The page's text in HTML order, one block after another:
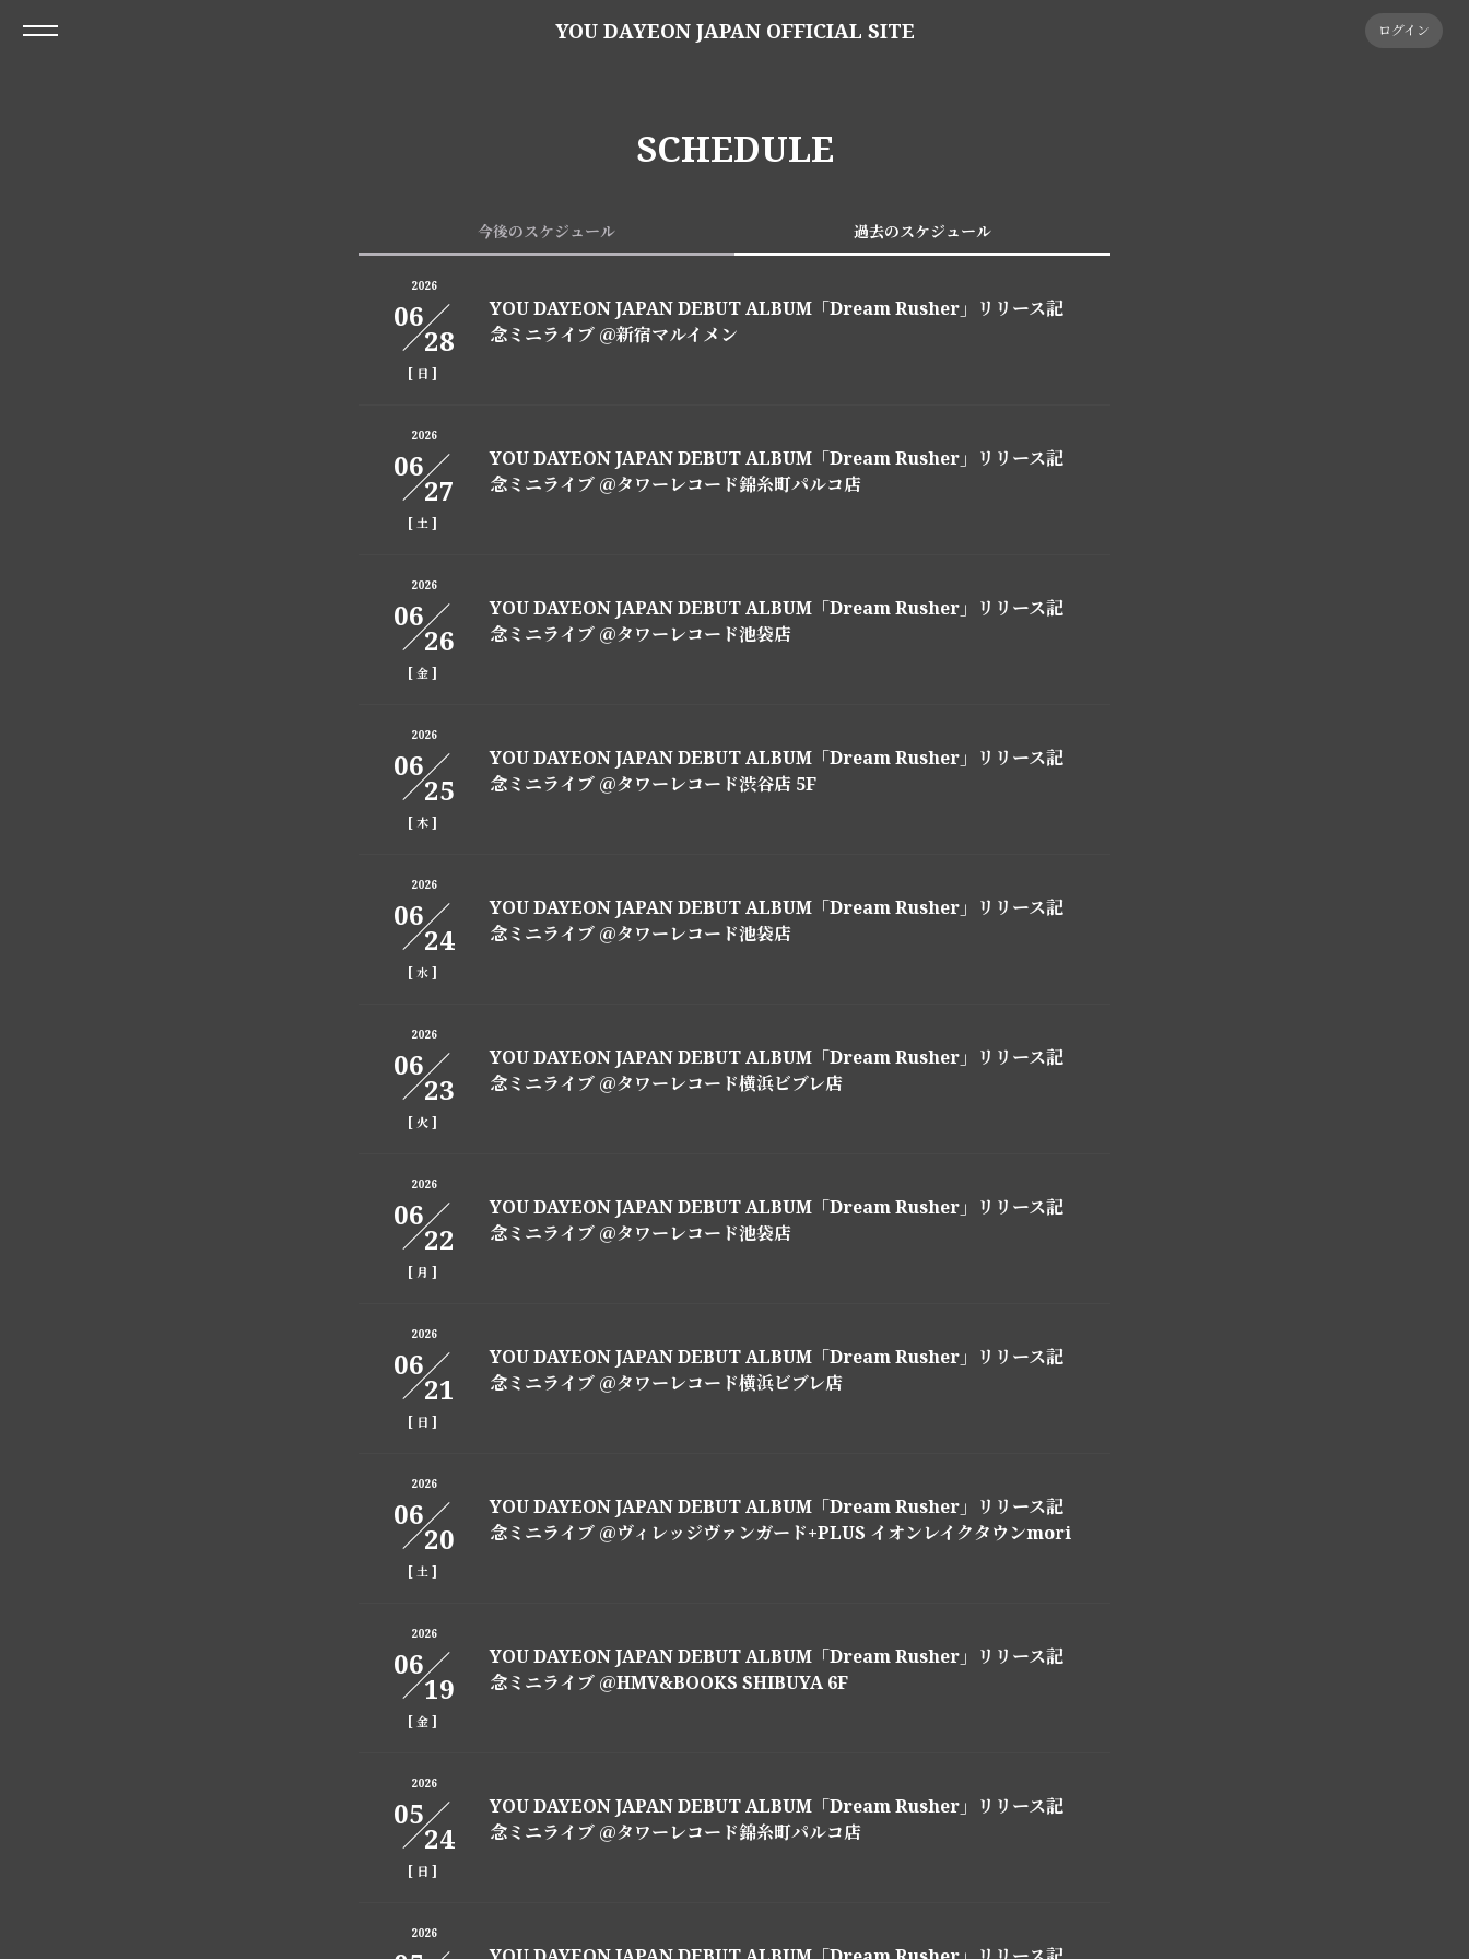
YOU DAYEON JAPAN OFFICIAL SITE ログイン
SCHEDULE
今後のスケジュール 過去のスケジュール
2026
06
28
[ 日]
YOU DAYEON JAPAN DEBUT ALBUM「Dream Rusher」リリース記
念ミニライブ ＠新宿マルイメン
2026
06
27
[ 土]
YOU DAYEON JAPAN DEBUT ALBUM「Dream Rusher」リリース記
念ミニライブ ＠タワーレコード錦糸町パルコ店
2026
06
26
[ 金]
YOU DAYEON JAPAN DEBUT ALBUM「Dream Rusher」リリース記
念ミニライブ ＠タワーレコード池袋店
2026
06
25
[ 木]
YOU DAYEON JAPAN DEBUT ALBUM「Dream Rusher」リリース記
念ミニライブ ＠タワーレコード渋谷店 5F
2026
06
24
[ 水]
YOU DAYEON JAPAN DEBUT ALBUM「Dream Rusher」リリース記
念ミニライブ ＠タワーレコード池袋店
2026
06
23
[ 火]
YOU DAYEON JAPAN DEBUT ALBUM「Dream Rusher」リリース記
念ミニライブ ＠タワーレコード横浜ビブレ店
2026
06
22
[ 月]
YOU DAYEON JAPAN DEBUT ALBUM「Dream Rusher」リリース記
念ミニライブ ＠タワーレコード池袋店
2026
06
21
[ 日]
YOU DAYEON JAPAN DEBUT ALBUM「Dream Rusher」リリース記
念ミニライブ ＠タワーレコード横浜ビブレ店
2026
06
20
[ 土]
YOU DAYEON JAPAN DEBUT ALBUM「Dream Rusher」リリース記
念ミニライブ ＠ヴィレッジヴァンガード+PLUS イオンレイクタウンmori
2026
06
19
[ 金]
YOU DAYEON JAPAN DEBUT ALBUM「Dream Rusher」リリース記
念ミニライブ ＠HMV&BOOKS SHIBUYA 6F
2026
05
24
[ 日]
YOU DAYEON JAPAN DEBUT ALBUM「Dream Rusher」リリース記
念ミニライブ ＠タワーレコード錦糸町パルコ店
2026